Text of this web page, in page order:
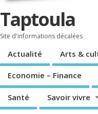
Taptoula
Site d'informations décalées
Actualité Arts &
Economie – Finance
Santé Savoir vivre